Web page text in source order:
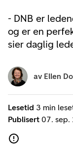
- DNB er
og er en
sier daglig
Lesetid 3 min
Publisert 07. sep.
av Ellen